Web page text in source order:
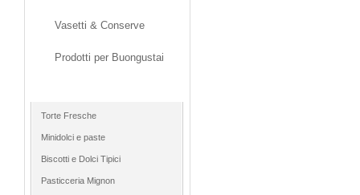
Vasetti & Conserve
Prodotti per Buongustai
Torte Fresche
Minidolci e paste
Biscotti e Dolci Tipici
Pasticceria Mignon